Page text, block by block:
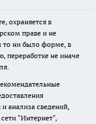
охраняется в
праве и не
то ни было форме, в
переработке не иначе
анализа сведений,
"Интернет",